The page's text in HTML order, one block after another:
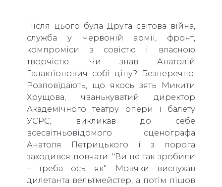
Після цього була Друга світова війна,
служба у Червоній армії, фронт,
компроміси з совістю і власною
творчістю. Чи знав Анатолій
Галактіонович собі ціну? Безперечно.
Розповідають, що якось зять Микити
Хрущова, чванькуватий директор
Академічного театру опери і балету
УСРС, викликав до себе
всесвітньовідомого сценографа
Анатоля Петрицького і з порога
заходився повчати: "Ви не так зробили
– треба ось як". Мовчки вислухав
дилетанта вельтмейстер, а потім пішов